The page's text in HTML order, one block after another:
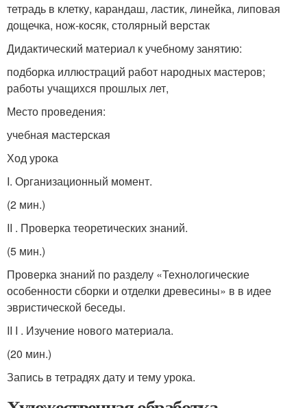
тетрадь в клетку, карандаш, ластик, линейка, липовая
дощечка, нож-косяк, столярный верстак
Дидактический материал к учебному занятию:
подборка иллюстраций работ народных мастеров;
работы учащихся прошлых лет,
Место проведения:
учебная мастерская
Ход урока
I. Организационный момент.
(2 мин.)
II . Проверка теоретических знаний.
(5 мин.)
Проверка знаний по разделу «Технологические
особенности сборки и отделки древесины» в в идее
эвристической беседы.
II I . Изучение нового материала.
(20 мин.)
Запись в тетрадях дату и тему урока.